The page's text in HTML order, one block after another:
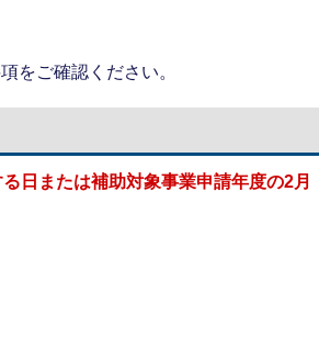
をご確認ください。
日または補助対象事業申請年度の2月